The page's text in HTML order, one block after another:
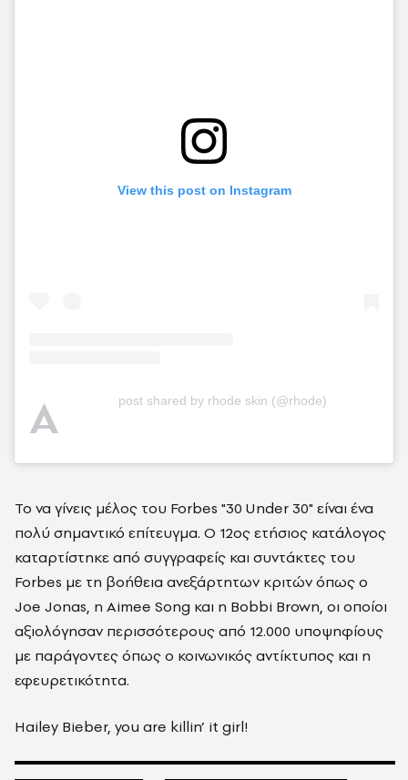
View this post on Instagram
A post shared by rhode skin (@rhode)
Το να γίνεις μέλος του Forbes "30 Under 30" είναι ένα
πολύ σημαντικό επίτευγμα. Ο 12ος ετήσιος κατάλογος
καταρτίστηκε από συγγραφείς και συντάκτες του
Forbes με τη βοήθεια ανεξάρτητων κριτών όπως ο
Joe Jonas, η Aimee Song και η Bobbi Brown, οι οποίοι
αξιολόγησαν περισσότερους από 12.000 υποψηφίους
με παράγοντες όπως ο κοινωνικός αντίκτυπος και η
εφευρετικότητα.
Hailey Bieber, you are killin’ it girl!